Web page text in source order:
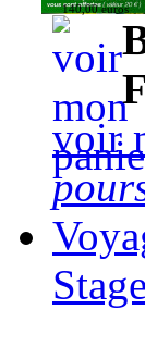
140,00 euros
voir